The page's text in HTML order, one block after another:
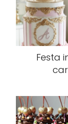
Festa